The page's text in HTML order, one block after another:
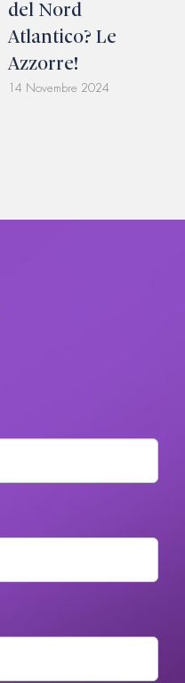
del Nord
Atlantico? Le
Azzorre!
14 Novembre 2024